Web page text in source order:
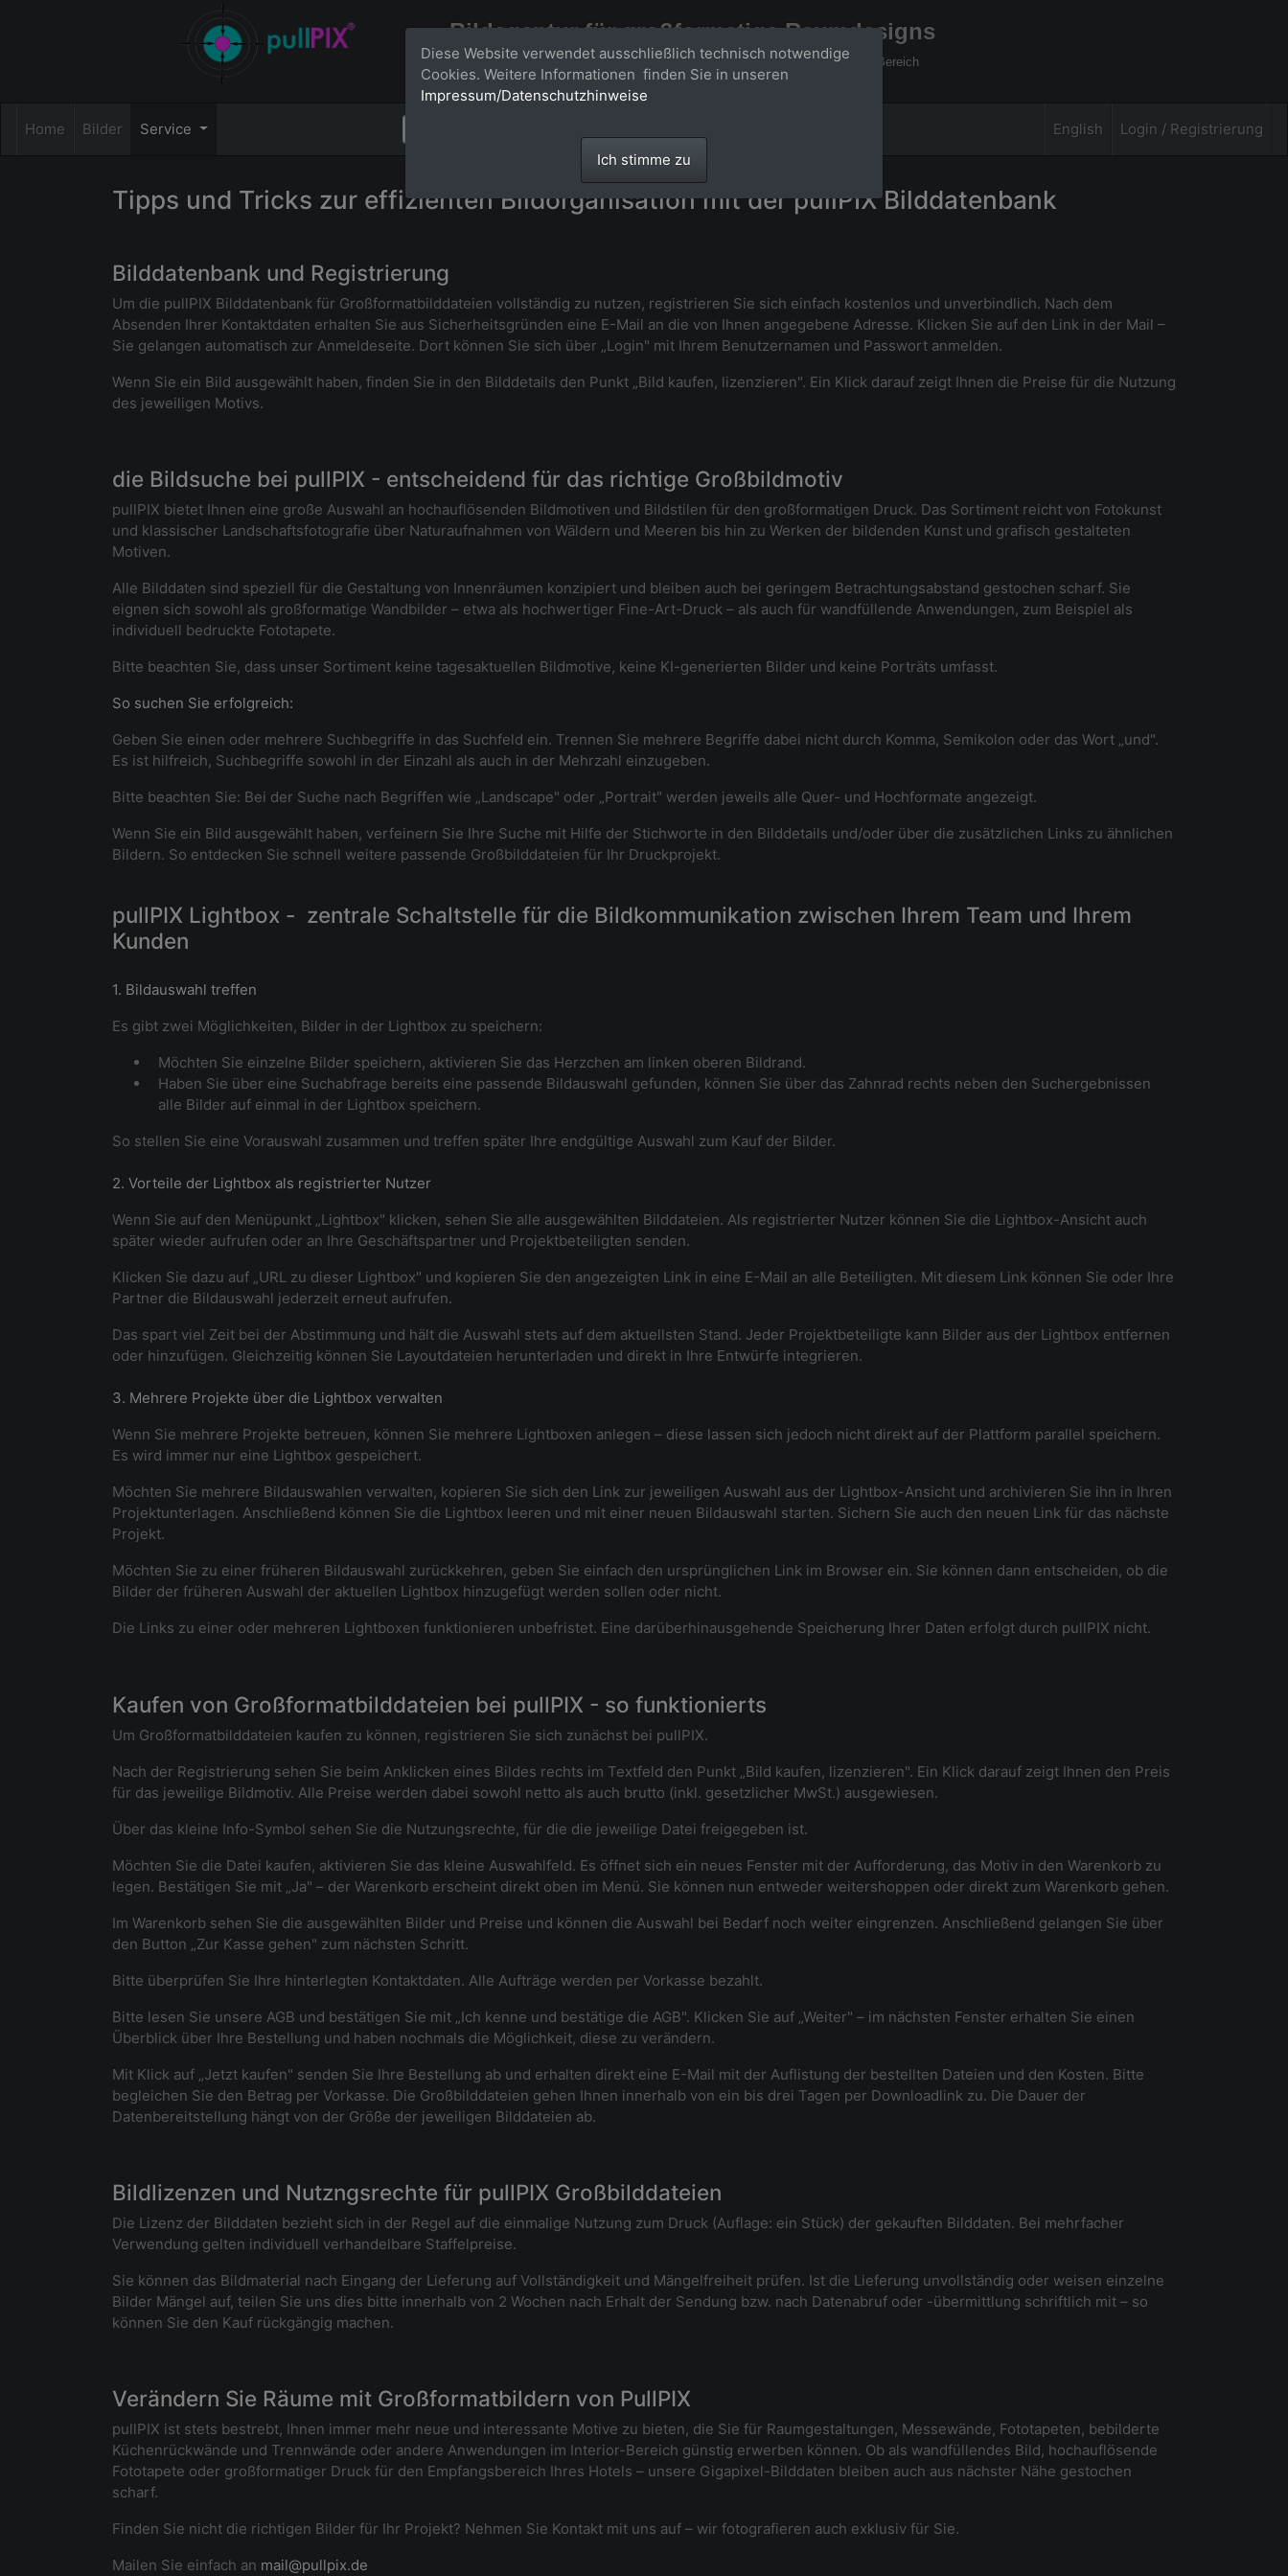
Bildagentur für großformatige Raumdesigns
Großformatige Bilder - über 100 Meter große 'largeformat' Fotos im Gigapixel Bereich
Home Bilder Service English Login / Registrierung
Tipps und Tricks zur effizienten Bildorganisation mit der pullPIX Bilddatenbank
Bilddatenbank und Registrierung
Um die pullPIX Bilddatenbank für Großformatbilddateien vollständig zu nutzen, registrieren Sie sich einfach kostenlos und unverbindlich. Nach dem
Absenden Ihrer Kontaktdaten erhalten Sie aus Sicherheitsgründen eine E-Mail an die von Ihnen angegebene Adresse. Klicken Sie auf den Link in der Mail –
Sie gelangen automatisch zur Anmeldeseite. Dort können Sie sich über „Login" mit Ihrem Benutzernamen und Passwort anmelden.
Wenn Sie ein Bild ausgewählt haben, finden Sie in den Bilddetails den Punkt „Bild kaufen, lizenzieren". Ein Klick darauf zeigt Ihnen die Preise für die Nutzung
des jeweiligen Motivs.
die Bildsuche bei pullPIX - entscheidend für das richtige Großbildmotiv
pullPIX bietet Ihnen eine große Auswahl an hochauflösenden Bildmotiven und Bildstilen für den großformatigen Druck. Das Sortiment reicht von Fotokunst
und klassischer Landschaftsfotografie über Naturaufnahmen von Wäldern und Meeren bis hin zu Werken der bildenden Kunst und grafisch gestalteten
Motiven.
Alle Bilddaten sind speziell für die Gestaltung von Innenräumen konzipiert und bleiben auch bei geringem Betrachtungsabstand gestochen scharf. Sie
eignen sich sowohl als großformatige Wandbilder – etwa als hochwertiger Fine-Art-Druck – als auch für wandfüllende Anwendungen, zum Beispiel als
individuell bedruckte Fototapete.
Bitte beachten Sie, dass unser Sortiment keine tagesaktuellen Bildmotive, keine KI-generierten Bilder und keine Porträts umfasst.
So suchen Sie erfolgreich:
Geben Sie einen oder mehrere Suchbegriffe in das Suchfeld ein. Trennen Sie mehrere Begriffe dabei nicht durch Komma, Semikolon oder das Wort „und".
Es ist hilfreich, Suchbegriffe sowohl in der Einzahl als auch in der Mehrzahl einzugeben.
Bitte beachten Sie: Bei der Suche nach Begriffen wie „Landscape" oder „Portrait" werden jeweils alle Quer- und Hochformate angezeigt.
Wenn Sie ein Bild ausgewählt haben, verfeinern Sie Ihre Suche mit Hilfe der Stichworte in den Bilddetails und/oder über die zusätzlichen Links zu ähnlichen
Bildern. So entdecken Sie schnell weitere passende Großbilddateien für Ihr Druckprojekt.
pullPIX Lightbox - zentrale Schaltstelle für die Bildkommunikation zwischen Ihrem Team und Ihrem
Kunden
1. Bildauswahl treffen
Es gibt zwei Möglichkeiten, Bilder in der Lightbox zu speichern:
Möchten Sie einzelne Bilder speichern, aktivieren Sie das Herzchen am linken oberen Bildrand.
Haben Sie über eine Suchabfrage bereits eine passende Bildauswahl gefunden, können Sie über das Zahnrad rechts neben den Suchergebnissen
alle Bilder auf einmal in der Lightbox speichern.
So stellen Sie eine Vorauswahl zusammen und treffen später Ihre endgültige Auswahl zum Kauf der Bilder.
2. Vorteile der Lightbox als registrierter Nutzer
Wenn Sie auf den Menüpunkt „Lightbox" klicken, sehen Sie alle ausgewählten Bilddateien. Als registrierter Nutzer können Sie die Lightbox-Ansicht auch
später wieder aufrufen oder an Ihre Geschäftspartner und Projektbeteiligten senden.
Klicken Sie dazu auf „URL zu dieser Lightbox" und kopieren Sie den angezeigten Link in eine E-Mail an alle Beteiligten. Mit diesem Link können Sie oder Ihre
Partner die Bildauswahl jederzeit erneut aufrufen.
Das spart viel Zeit bei der Abstimmung und hält die Auswahl stets auf dem aktuellsten Stand. Jeder Projektbeteiligte kann Bilder aus der Lightbox entfernen
oder hinzufügen. Gleichzeitig können Sie Layoutdateien herunterladen und direkt in Ihre Entwürfe integrieren.
3. Mehrere Projekte über die Lightbox verwalten
Wenn Sie mehrere Projekte betreuen, können Sie mehrere Lightboxen anlegen – diese lassen sich jedoch nicht direkt auf der Plattform parallel speichern.
Es wird immer nur eine Lightbox gespeichert.
Möchten Sie mehrere Bildauswahlen verwalten, kopieren Sie sich den Link zur jeweiligen Auswahl aus der Lightbox-Ansicht und archivieren Sie ihn in Ihren
Projektunterlagen. Anschließend können Sie die Lightbox leeren und mit einer neuen Bildauswahl starten. Sichern Sie auch den neuen Link für das nächste
Projekt.
Möchten Sie zu einer früheren Bildauswahl zurückkehren, geben Sie einfach den ursprünglichen Link im Browser ein. Sie können dann entscheiden, ob die
Bilder der früheren Auswahl der aktuellen Lightbox hinzugefügt werden sollen oder nicht.
Die Links zu einer oder mehreren Lightboxen funktionieren unbefristet. Eine darüberhinausgehende Speicherung Ihrer Daten erfolgt durch pullPIX nicht.
Kaufen von Großformatbilddateien bei pullPIX - so funktionierts
Um Großformatbilddateien kaufen zu können, registrieren Sie sich zunächst bei pullPIX.
Nach der Registrierung sehen Sie beim Anklicken eines Bildes rechts im Textfeld den Punkt „Bild kaufen, lizenzieren". Ein Klick darauf zeigt Ihnen den Preis
für das jeweilige Bildmotiv. Alle Preise werden dabei sowohl netto als auch brutto (inkl. gesetzlicher MwSt.) ausgewiesen.
Über das kleine Info-Symbol sehen Sie die Nutzungsrechte, für die die jeweilige Datei freigegeben ist.
Möchten Sie die Datei kaufen, aktivieren Sie das kleine Auswahlfeld. Es öffnet sich ein neues Fenster mit der Aufforderung, das Motiv in den Warenkorb zu
legen. Bestätigen Sie mit „Ja" – der Warenkorb erscheint direkt oben im Menü. Sie können nun entweder weitershoppen oder direkt zum Warenkorb gehen.
Im Warenkorb sehen Sie die ausgewählten Bilder und Preise und können die Auswahl bei Bedarf noch weiter eingrenzen. Anschließend gelangen Sie über
den Button „Zur Kasse gehen" zum nächsten Schritt.
Bitte überprüfen Sie Ihre hinterlegten Kontaktdaten. Alle Aufträge werden per Vorkasse bezahlt.
Bitte lesen Sie unsere AGB und bestätigen Sie mit „Ich kenne und bestätige die AGB". Klicken Sie auf „Weiter" – im nächsten Fenster erhalten Sie einen
Überblick über Ihre Bestellung und haben nochmals die Möglichkeit, diese zu verändern.
Mit Klick auf „Jetzt kaufen" senden Sie Ihre Bestellung ab und erhalten direkt eine E-Mail mit der Auflistung der bestellten Dateien und den Kosten. Bitte
begleichen Sie den Betrag per Vorkasse. Die Großbilddateien gehen Ihnen innerhalb von ein bis drei Tagen per Downloadlink zu. Die Dauer der
Datenbereitstellung hängt von der Größe der jeweiligen Bilddateien ab.
Bildlizenzen und Nutzngsrechte für pullPIX Großbilddateien
Die Lizenz der Bilddaten bezieht sich in der Regel auf die einmalige Nutzung zum Druck (Auflage: ein Stück) der gekauften Bilddaten. Bei mehrfacher
Verwendung gelten individuell verhandelbare Staffelpreise.
Sie können das Bildmaterial nach Eingang der Lieferung auf Vollständigkeit und Mängelfreiheit prüfen. Ist die Lieferung unvollständig oder weisen einzelne
Bilder Mängel auf, teilen Sie uns dies bitte innerhalb von 2 Wochen nach Erhalt der Sendung bzw. nach Datenabruf oder -übermittlung schriftlich mit – so
können Sie den Kauf rückgängig machen.
Verändern Sie Räume mit Großformatbildern von PullPIX
pullPIX ist stets bestrebt, Ihnen immer mehr neue und interessante Motive zu bieten, die Sie für Raumgestaltungen, Messewände, Fototapeten, bebilderte
Küchenrückwände und Trennwände oder andere Anwendungen im Interior-Bereich günstig erwerben können. Ob als wandfüllendes Bild, hochauflösende
Fototapete oder großformatiger Druck für den Empfangsbereich Ihres Hotels – unsere Gigapixel-Bilddaten bleiben auch aus nächster Nähe gestochen
scharf.
Finden Sie nicht die richtigen Bilder für Ihr Projekt? Nehmen Sie Kontakt mit uns auf – wir fotografieren auch exklusiv für Sie.
Mailen Sie einfach an mail@pullpix.de
Diese Website verwendet ausschließlich technisch notwendige
Cookies. Weitere Informationen finden Sie in unseren
Impressum/Datenschutzhinweise
Ich stimme zu